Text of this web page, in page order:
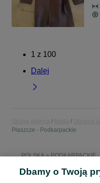
1 z 100
Dalej
Płaszcze - Podkarpackie
POLSKA » PODKARPACKIE
Dbamy o Twoją